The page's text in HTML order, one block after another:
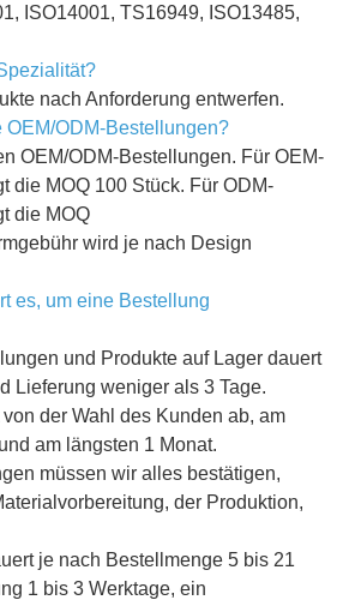
ISO14001, TS16949, ISO13485,
nach Anforderung entwerfen.
OEM/ODM-Bestellungen?
OEM/ODM-Bestellungen. Für OEM-
die MOQ 100 Stück. Für ODM-
die MOQ
wird je nach Design
es, um eine Bestellung
und Produkte auf Lager dauert
Lieferung weniger als 3 Tage.
der Wahl des Kunden ab, am
am längsten 1 Monat.
müssen wir alles bestätigen,
der Produktion,
je nach Bestellmenge 5 bis 21
1 bis 3 Werktage, ein